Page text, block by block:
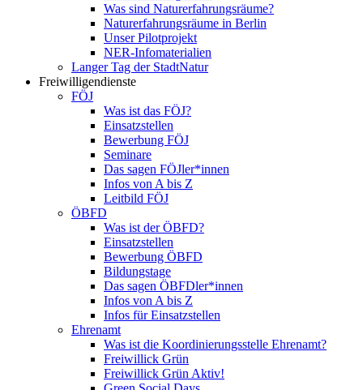
Was sind Naturerfahrungsräume?
Naturerfahrungsräume in Berlin
Unser Pilotprojekt
NER-Infomaterialien
Langer Tag der StadtNatur
Freiwilligendienste
FÖJ
Was ist das FÖJ?
Einsatzstellen
Bewerbung FÖJ
Seminare
Das sagen FÖJler*innen
Infos von A bis Z
Leitbild FÖJ
ÖBFD
Was ist der ÖBFD?
Einsatzstellen
Bewerbung ÖBFD
Bildungstage
Das sagen ÖBFDler*innen
Infos von A bis Z
Infos für Einsatzstellen
Ehrenamt
Was ist die Koordinierungsstelle Ehrenamt?
Freiwillick Grün
Freiwillick Grün Aktiv!